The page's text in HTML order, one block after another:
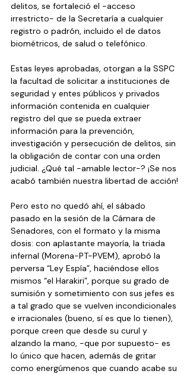
delitos, se fortaleció el -acceso
irrestricto- de la Secretaría a cualquier
registro o padrón, incluido el de datos
biométricos, de salud o telefónico.
Estas leyes aprobadas, otorgan a la SSPC
la facultad de solicitar a instituciones de
seguridad y entes públicos y privados
información contenida en cualquier
registro del que se pueda extraer
información para la prevención,
investigación y persecución de delitos, sin
la obligación de contar con una orden
judicial. ¿Qué tal -amable lector-? ¡Se nos
acabó también nuestra libertad de acción!
Pero esto no quedó ahí, el sábado
pasado en la sesión de la Cámara de
Senadores, con el formato y la misma
dosis: con aplastante mayoría, la triada
infernal (Morena-PT-PVEM), aprobó la
perversa “Ley Espía”, haciéndose ellos
mismos “el Harakiri”, porque su grado de
sumisión y sometimiento con sus jefes es
a tal grado que se vuelven incondicionales
e irracionales (bueno, sí es que lo tienen),
porque creen que desde su curul y
alzando la mano, -que por supuesto- es
lo único que hacen, además de gritar
como energúmenos que cuando acabe su